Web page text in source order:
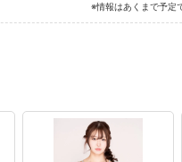
※情報はあくまで予定